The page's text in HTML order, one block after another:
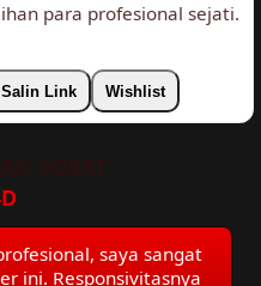
para profesional sejati.
Salin Link Wishlist
saya sangat
ini. Responsivitasnya